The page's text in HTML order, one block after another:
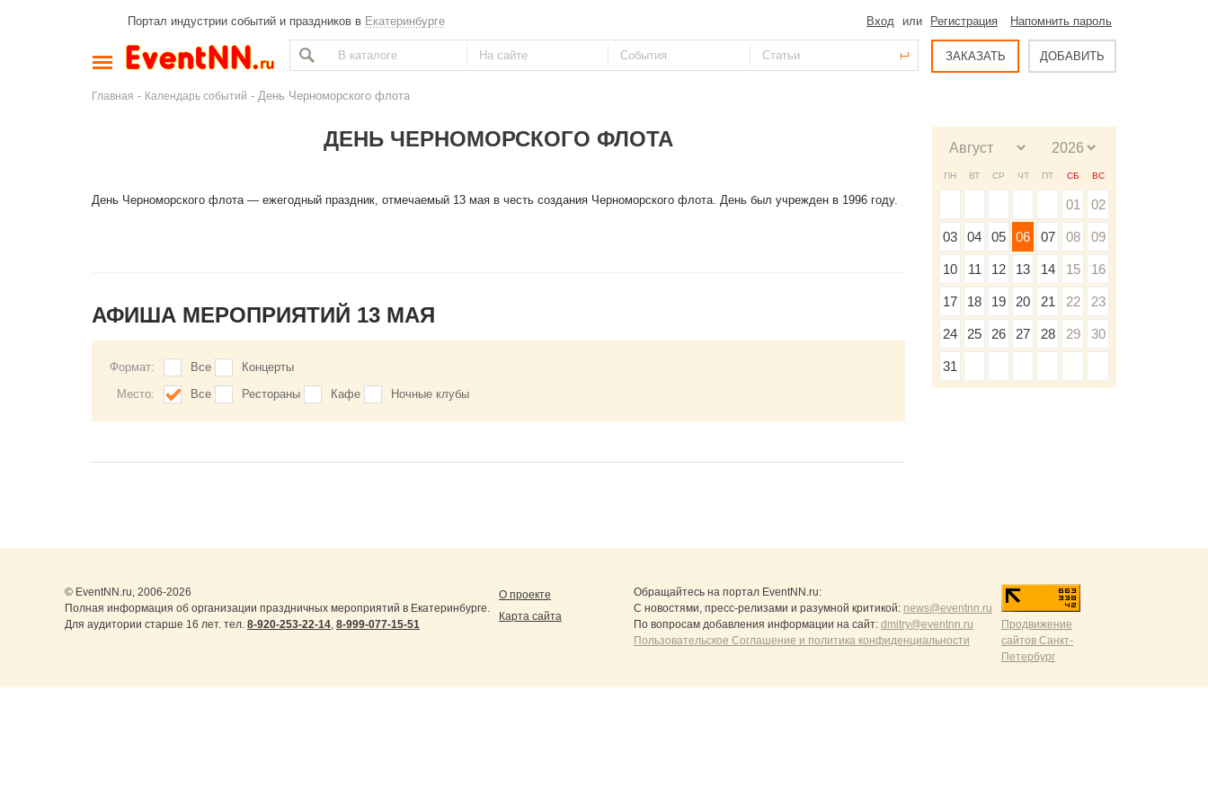
Портал индустрии событий и праздников в Екатеринбурге Вход или Регистрация Напомнить пароль
ЗАКАЗАТЬ ДОБАВИТЬ
Главная - Календарь событий - День Черноморского флота
ДЕНЬ ЧЕРНОМОРСКОГО ФЛОТА
День Черноморского флота — ежегодный праздник, отмечаемый 13 мая в честь создания Черноморского флота. День был учрежден в 1996 году.
АФИША МЕРОПРИЯТИЙ 13 МАЯ
Формат: Все
Концерты
Место:
Все Рестораны Кафе Ночные клубы
ПН ВТ СР ЧТ ПТ СБ ВС
01 02
03 04 05 06 07 08 09
10 11 12 13 14 15 16
17 18 19 20 21 22 23
24 25 26 27 28 29 30
31
© EventNN.ru, 2006-2026
Полная информация об организации праздничных мероприятий в Екатеринбурге.
Для аудитории старше 16 лет. тел. 8-920-253-22-14, 8-999-077-15-51
О проекте
Карта сайта
Обращайтесь на портал EventNN.ru:
С новостями, пресс-релизами и разумной критикой: news@eventnn.ru
По вопросам добавления информации на сайт: dmitry@eventnn.ru
Пользовательское Соглашение и политика конфиденциальности
Продвижение
сайтов Санкт-
Петербург